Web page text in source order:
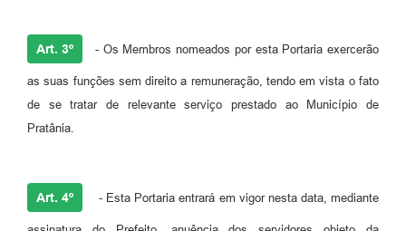
Art. 3º - Os Membros nomeados por esta Portaria exercerão
as suas funções sem direito a remuneração, tendo em vista o fato
de se tratar de relevante serviço prestado ao Município de
Pratânia.
Art. 4º - Esta Portaria entrará em vigor nesta data, mediante